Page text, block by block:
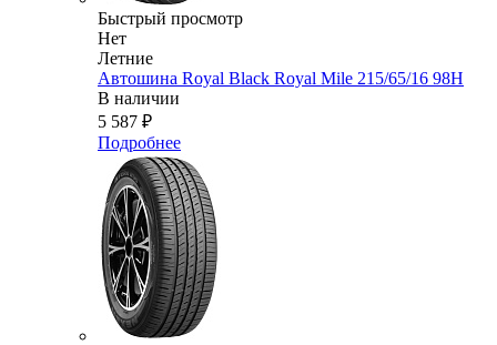
Быстрый просмотр
Нет
Летние
Автошина Royal Black Royal Mile 215/65/16 98H
В наличии
5 587 ₽
Подробнее